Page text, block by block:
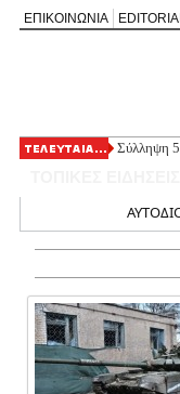
ΕΠΙΚΟΙΝΩΝΙΑ
Σύλληψη
Γράμμο